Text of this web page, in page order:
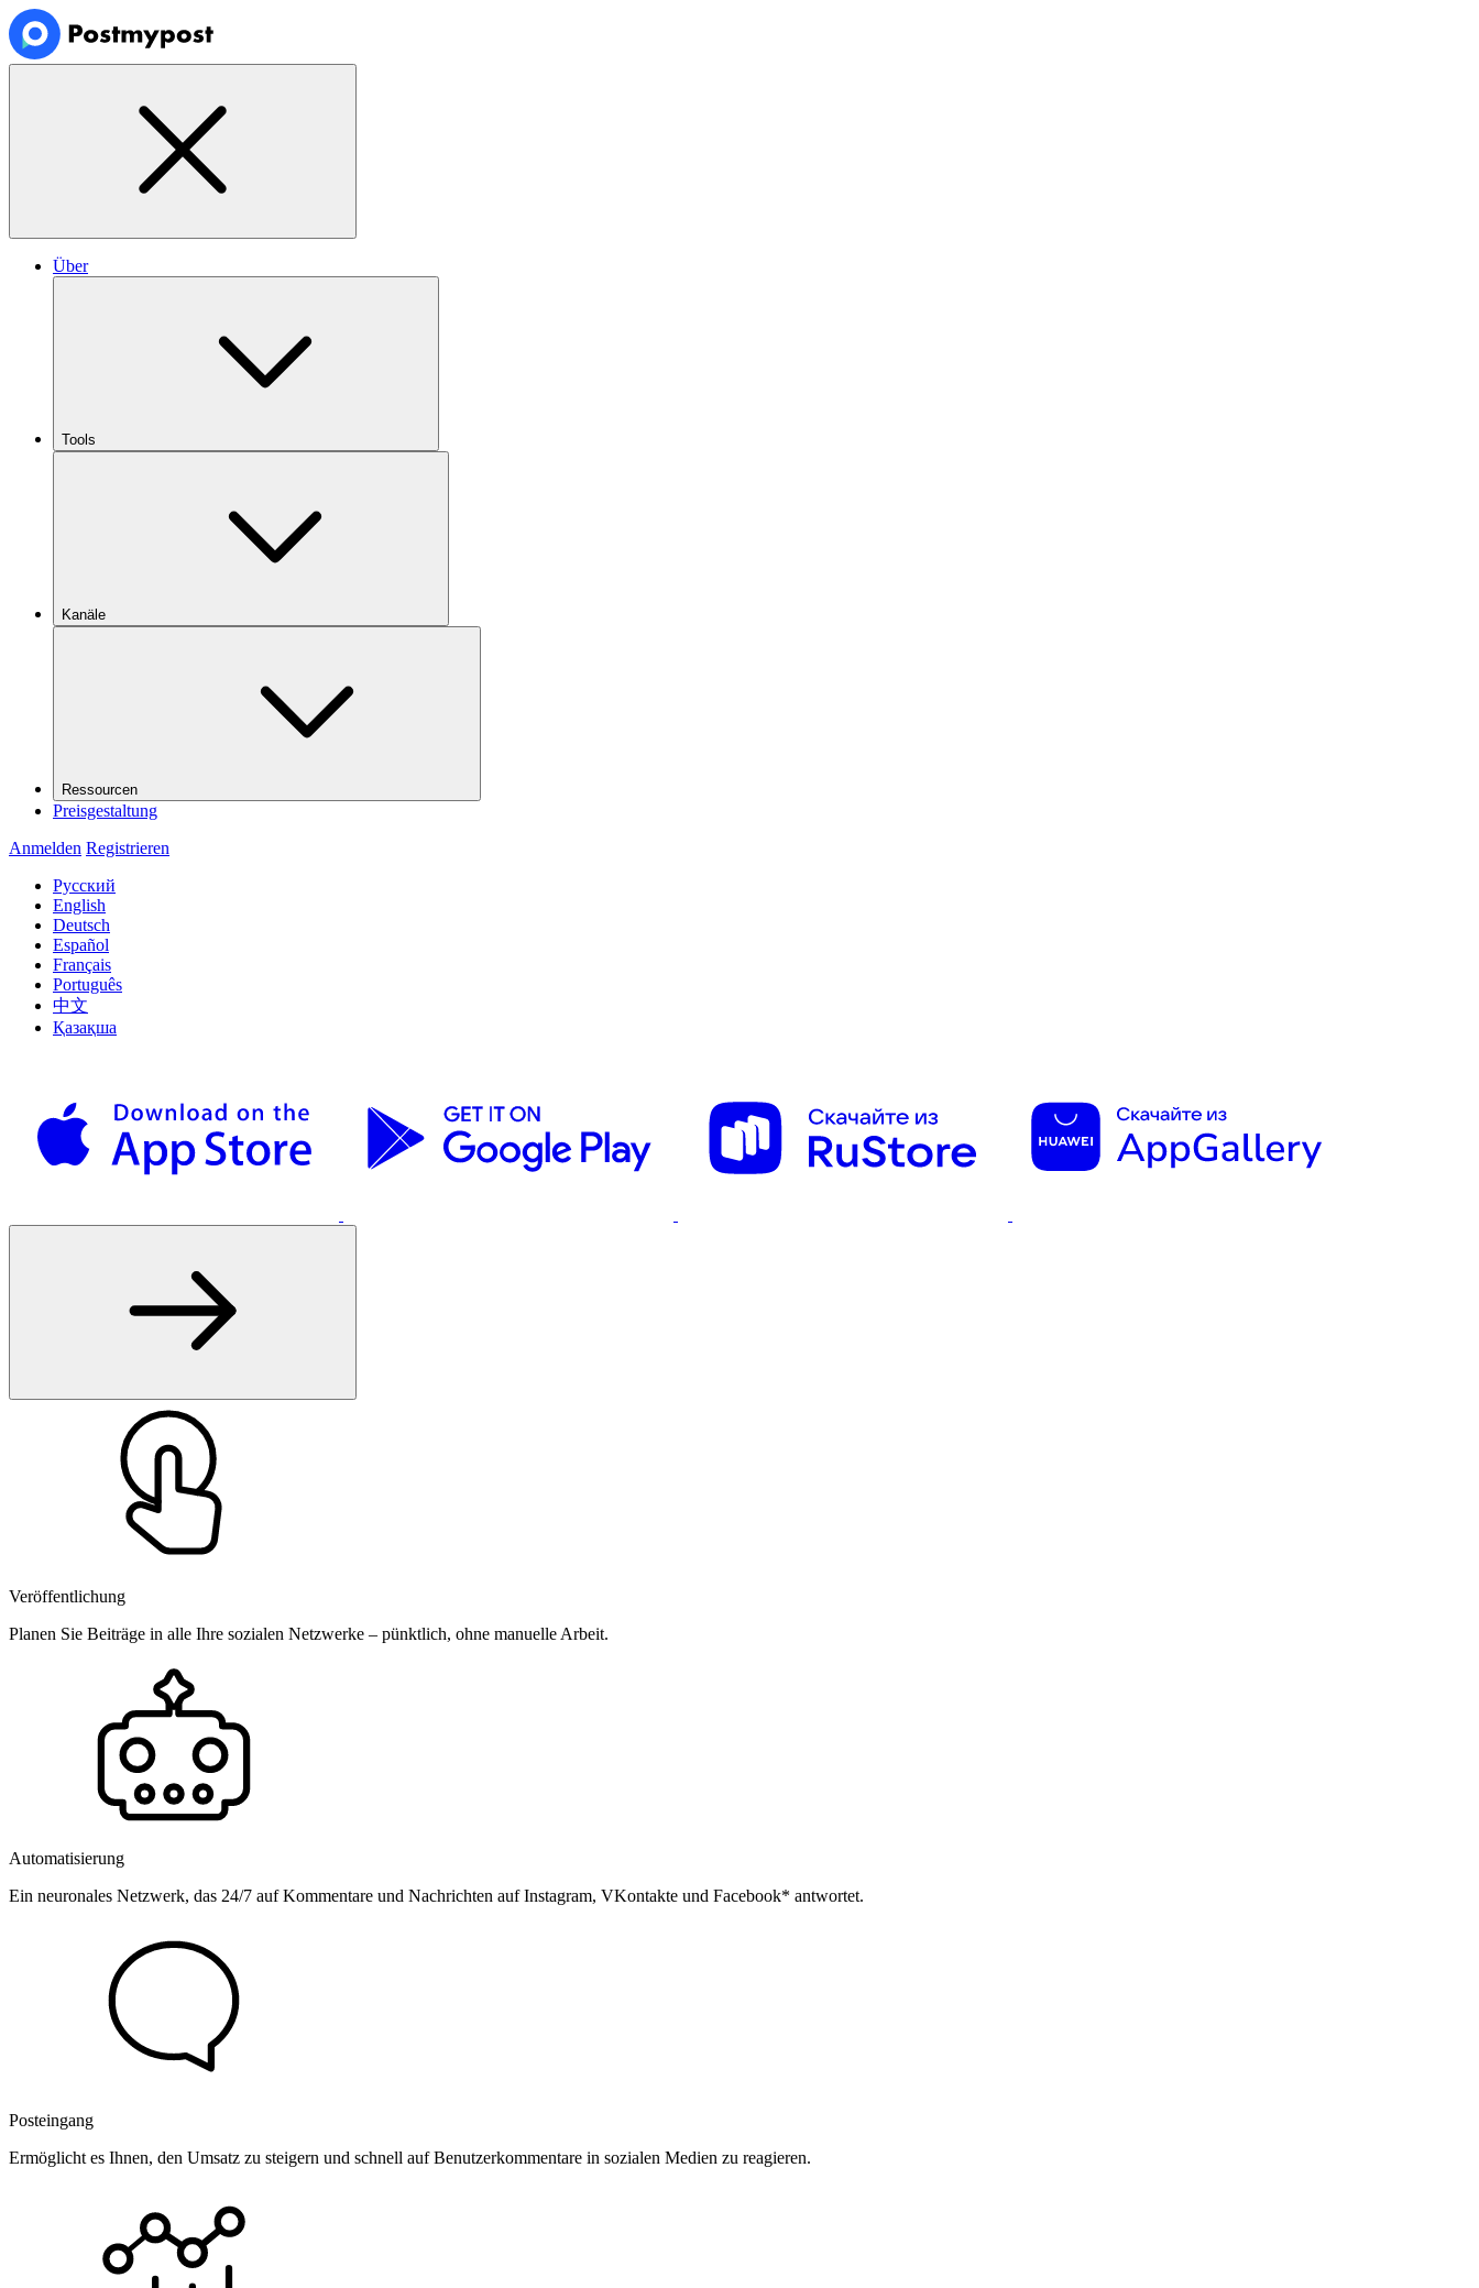
Über
Tools
Kanäle
Ressourcen
Preisgestaltung
Anmelden Registrieren
Русский
English
Deutsch
Español
Français
Português
中文
Қазақша
Veröffentlichung
Planen Sie Beiträge in alle Ihre sozialen Netzwerke – pünktlich, ohne manuelle Arbeit.
Automatisierung
Ein neuronales Netzwerk, das 24/7 auf Kommentare und Nachrichten auf Instagram, VKontakte und Facebook* antwortet.
Posteingang
Ermöglicht es Ihnen, den Umsatz zu steigern und schnell auf Benutzerkommentare in sozialen Medien zu reagieren.